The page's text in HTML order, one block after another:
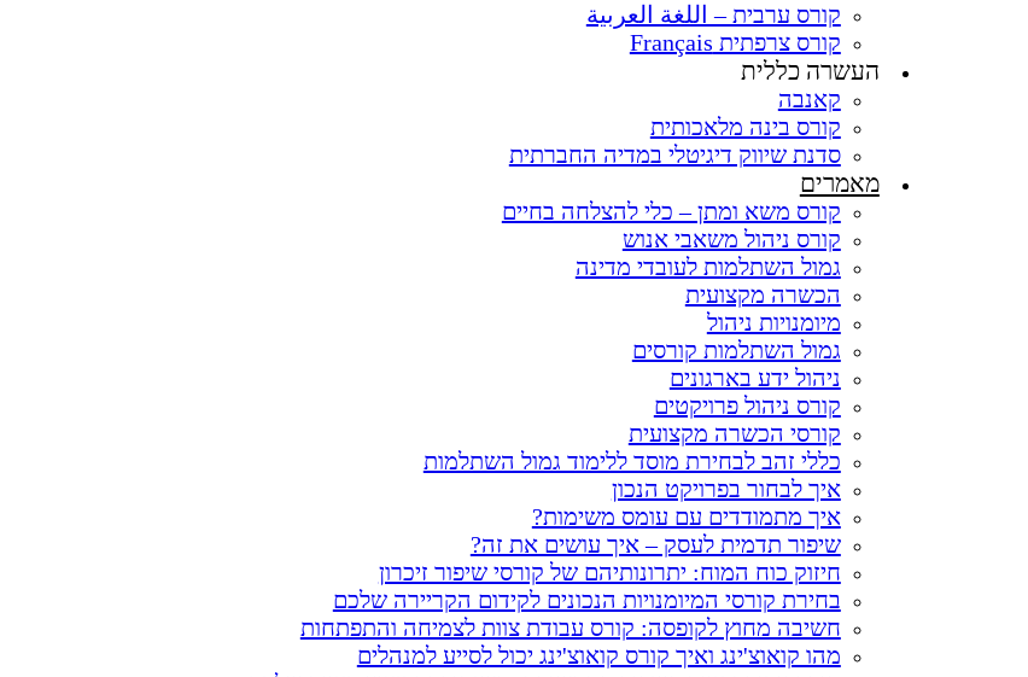
קורס ערבית – اللغة العربية
קורס צרפתית Français
העשרה כללית
קאנבה
קורס בינה מלאכותית
סדנת שיווק דיגיטלי במדיה החברתית
מאמרים
קורס משא ומתן – כלי להצלחה בחיים
קורס ניהול משאבי אנוש
גמול השתלמות לעובדי מדינה
הכשרה מקצועית
מיומנויות ניהול
גמול השתלמות קורסים
ניהול ידע בארגונים
קורס ניהול פרויקטים
קורסי הכשרה מקצועית
כללי זהב לבחירת מוסד ללימוד גמול השתלמות
איך לבחור בפרויקט הנכון
איך מתמודדים עם עומס משימות?​
שיפור תדמית לעסק – איך עושים את זה?
חיזוק כוח המוח: יתרונותיהם של קורסי שיפור זיכרון
בחירת קורסי המיומנויות הנכונים לקידום הקריירה שלכם
חשיבה מחוץ לקופסה: קורס עבודת צוות לצמיחה והתפתחות
מהו קואוצ'ינג ואיך קורס קואוצ'ינג יכול לסייע למנהלים